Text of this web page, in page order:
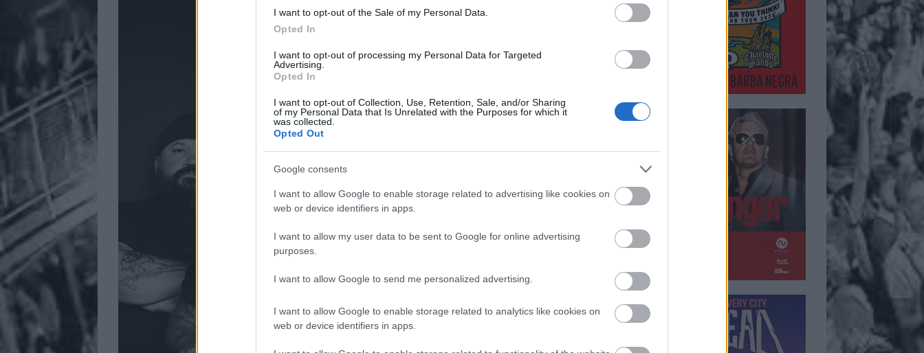
I want to opt-out of the Sale of my Personal Data.
Opted In
I want to opt-out of processing my Personal Data for Targeted
Advertising.
Opted In
I want to opt-out of Collection, Use, Retention, Sale, and/or Sharing
of my Personal Data that Is Unrelated with the Purposes for which it
was collected.
Opted Out
Google consents
I want to allow Google to enable storage related to advertising like cookies on
web or device identifiers in apps.
I want to allow my user data to be sent to Google for online advertising
purposes.
I want to allow Google to send me personalized advertising.
I want to allow Google to enable storage related to analytics like cookies on
web or device identifiers in apps.